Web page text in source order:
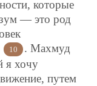
которые
— это род
10
. Махмуд
я хочу
путем